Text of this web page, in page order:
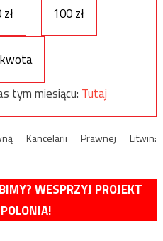
100 zł
tym miesiącu: Tutaj
Kancelarii Prawnej Litwin:
WESPRZYJ PROJEKT